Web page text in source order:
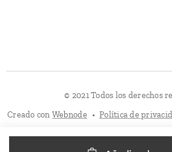
© 2021 Todos los derechos
Creado con Webnode Política de